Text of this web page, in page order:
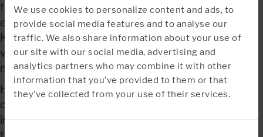
We use cookies to personalize content and ads, to
provide social media features and to analyse our
traffic. We also share information about your use of
our site with our social media, advertising and
analytics partners who may combine it with other
information that you’ve provided to them or that
they’ve collected from your use of their services.
får diagnosticeret kræft, inden de fylder 75 år – og
efterlader de to andre som pårørende. Derfor beder
Kræftens Bekæmpelse og TV2 igen i år danske
virksomheder og borgere om donationer i kampen
mod kræften under overskriften Knæk Cancer.
Hos Euro Accident støtter vi Knæk Cancer og
opfordrer alle andre til at gøre det samme. De
indsamlede penge går til forskning, patientstøtte og